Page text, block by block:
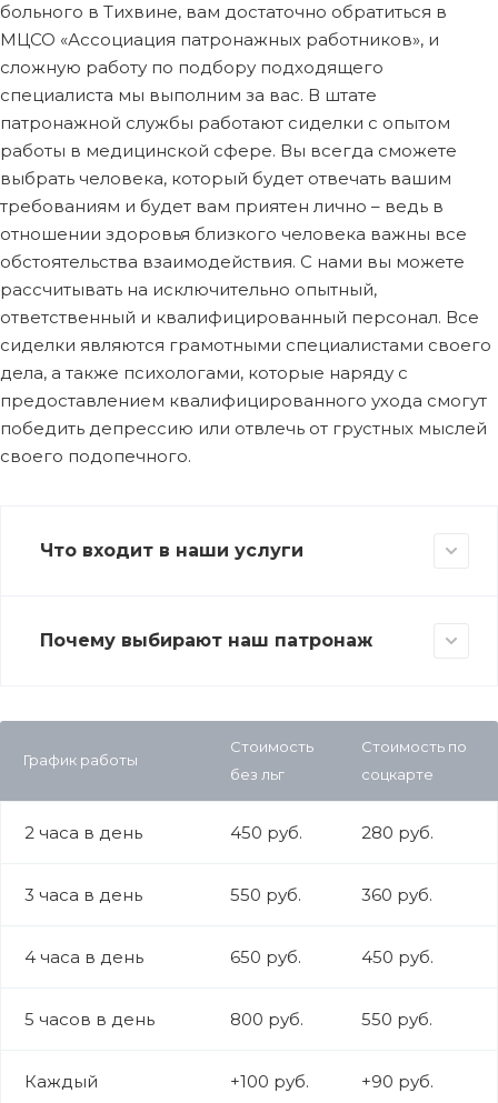
больного в Тихвине, вам достаточно обратиться в
МЦСО «Ассоциация патронажных работников», и
сложную работу по подбору подходящего
специалиста мы выполним за вас. В штате
патронажной службы работают сиделки с опытом
работы в медицинской сфере. Вы всегда сможете
выбрать человека, который будет отвечать вашим
требованиям и будет вам приятен лично – ведь в
отношении здоровья близкого человека важны все
обстоятельства взаимодействия. С нами вы можете
рассчитывать на исключительно опытный,
ответственный и квалифицированный персонал. Все
сиделки являются грамотными специалистами своего
дела, а также психологами, которые наряду с
предоставлением квалифицированного ухода смогут
победить депрессию или отвлечь от грустных мыслей
своего подопечного.
Что входит в наши услуги
Почему выбирают наш патронаж
График работы
Стоимость
без льг
Стоимость по
соцкарте
2 часа в день 450 руб. 280 руб.
3 часа в день 550 руб. 360 руб.
4 часа в день 650 руб. 450 руб.
5 часов в день 800 руб. 550 руб.
Каждый
+100 руб. +90 руб.